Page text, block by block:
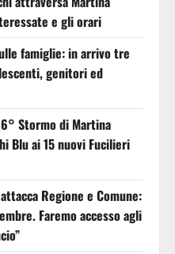
e gli orari
famiglie: in arrivo tre
genitori ed
Stormo di Martina
Blu ai 15 nuovi Fucilieri
Regione e Comune:
Faremo accesso agli